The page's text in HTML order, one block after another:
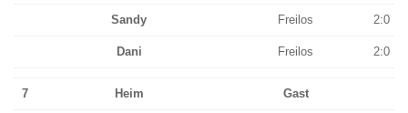
Sandy Freilos 2:0
Dani Freilos 2:0
7 Heim Gast